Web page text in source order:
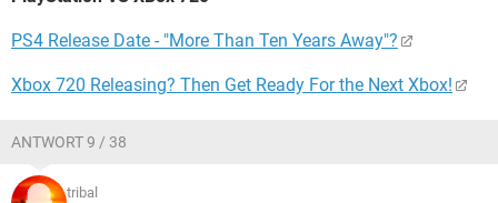
PS4 Release Date - "More Than Ten Years Away"?
Xbox 720 Releasing? Then Get Ready For the Next Xbox!
ANTWORT 9 / 38
tribal